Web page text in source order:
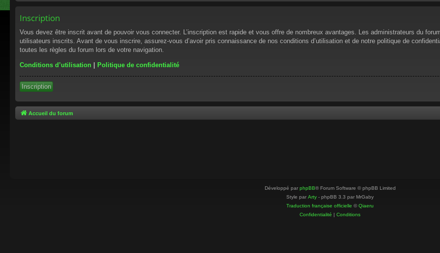
Inscription
Vous devez être inscrit avant de pouvoir vous connecter. L’inscription est rapide et vous offre de nombreux avantages. Les administrateurs du
utilisateurs inscrits. Avant de vous inscrire, assurez-vous d’avoir pris connaissance de nos conditions d’utilisation et de notre politique de
toutes les règles du forum lors de votre navigation.
Conditions d’utilisation | Politique de confidentialité
Inscription
Accueil du forum
Développé par phpBB® Forum Software © phpBB Limited
Style par Arty - phpBB 3.3 par MrGaby
Traduction française officielle ©Qiaeru
Confidentialité | Conditions